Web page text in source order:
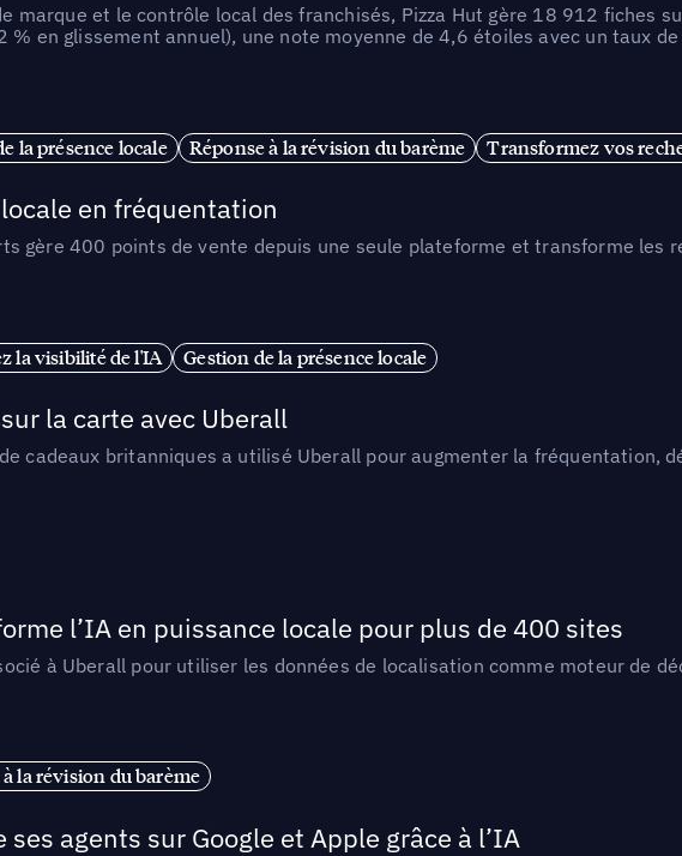
marque et le contrôle local des franchisés, Pizza Hut gère 18 912 fiches
en glissement annuel), une note moyenne de 4,6 étoiles avec un taux
la présence locale Réponse à la révision du barème Transformez vos
en fréquentation
gère 400 points de vente depuis une seule plateforme et transforme les
la visibilité de l'IA Gestion de la présence locale
la carte avec Uberall
cadeaux britanniques a utilisé Uberall pour augmenter la fréquentation,
l’IA en puissance locale pour plus de 400 sites
à Uberall pour utiliser les données de localisation comme moteur de
la révision du barème
agents sur Google et Apple grâce à l’IA